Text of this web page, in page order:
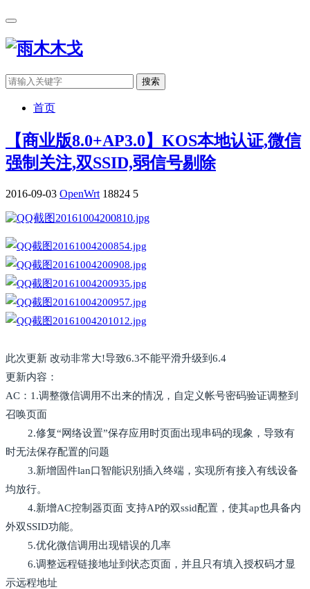
搜索
首页
【商业版8.0+AP3.0】KOS本地认证,微信
强制关注,双SSID,弱信号剔除
2016-09-03 OpenWrt 18824 5
此次更新 改动非常大!导致6.3不能平滑升级到6.4
更新内容：
AC：1.调整微信调用不出来的情况，自定义帐号密码验证调整到
召唤页面
2.修复“网络设置”保存应用时页面出现串码的现象，导致有
时无法保存配置的问题
3.新增固件lan口智能识别插入终端，实现所有接入有线设备
均放行。
4.新增AC控制器页面 支持AP的双ssid配置，使其ap也具备内
外双SSID功能。
5.优化微信调用出现错误的几率
6.调整远程链接地址到状态页面，并且只有填入授权码才显
示远程地址